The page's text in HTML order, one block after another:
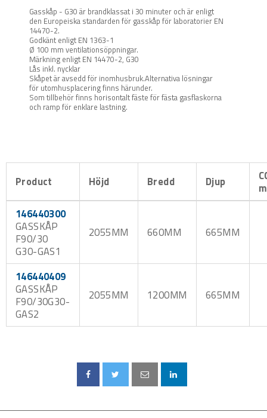
Gasskåp - G30 är brandklassat i 30 minuter och är enligt
den Europeiska standarden för gasskåp för laboratorier EN
14470-2.
Godkänt enligt EN 1363-1
Ø 100 mm ventilationsöppningar.
Märkning enligt EN 14470-2, G30
Lås inkl. nycklar
Skåpet är avsedd för inomhusbruk.Alternativa lösningar
för utomhusplacering finns härunder.
Som tillbehör finns horisontalt fäste för fästa gasflaskorna
och ramp för enklare lastning.
Product Höjd Bredd Djup
146440300
GASSKÅP
F90/30
G30-GAS1
2055MM 660MM 665MM
146440409
GASSKÅP
F90/30G30-
GAS2
2055MM 1200MM 665MM